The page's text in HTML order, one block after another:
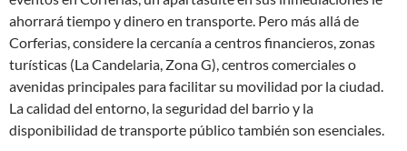
ahorrará tiempo y dinero en transporte. Pero más allá de
Corferias, considere la cercanía a centros financieros, zonas
turísticas (La Candelaria, Zona G), centros comerciales o
avenidas principales para facilitar su movilidad por la ciudad.
La calidad del entorno, la seguridad del barrio y la
disponibilidad de transporte público también son esenciales.